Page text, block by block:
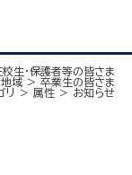
校生・保護者等の皆さま
地域
卒業生の皆さま
リ 属性 お知らせ